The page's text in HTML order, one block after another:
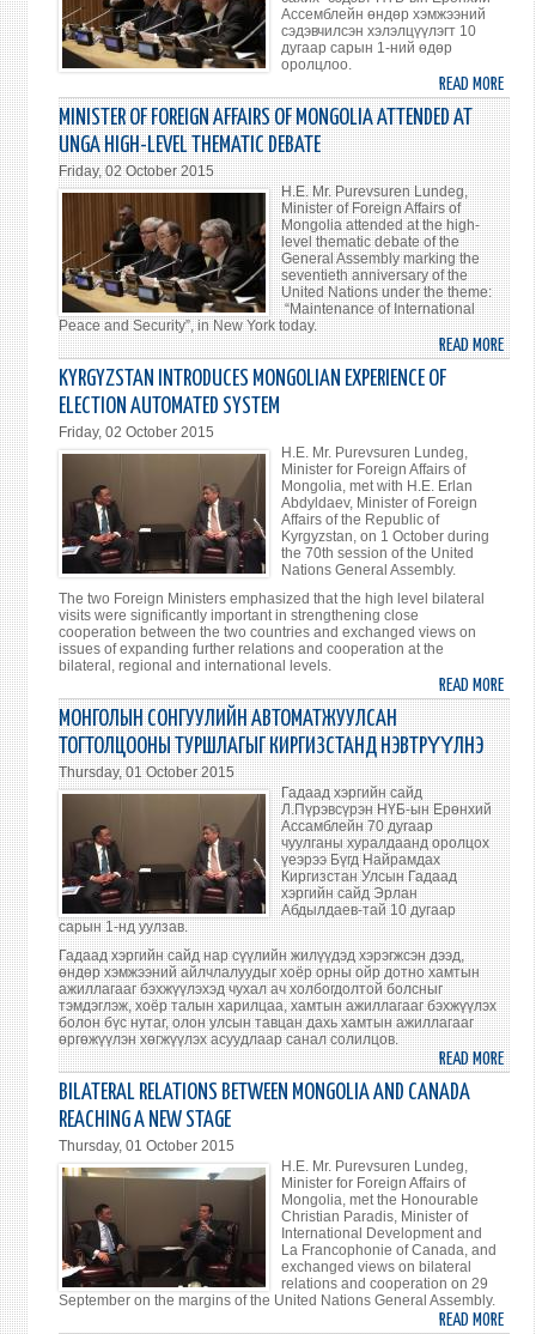
Ассемблейн өндөр хэмжээний
сэдэвчилсэн хэлэлцүүлэгт 10
дугаар сарын 1-ний өдөр
оролцлоо.
READ MORE
НҮБ-
ЫН
MINISTER OF FOREIGN AFFAIRS OF MONGOLIA ATTENDED AT
UNGA HIGH-LEVEL THEMATIC DEBATE
Friday, 02 October 2015
H.E. Mr. Purevsuren Lundeg,
Minister of Foreign Affairs of
Mongolia attended at the high-
level thematic debate of the
General Assembly marking the
seventieth anniversary of the
United Nations under the theme:
“Maintenance of International
Peace and Security”, in New York today.
READ MORE
UNGA
HIGH-
LEVEL
KYRGYZSTAN INTRODUCES MONGOLIAN EXPERIENCE OF
ELECTION AUTOMATED SYSTEM
Friday, 02 October 2015
H.E. Mr. Purevsuren Lundeg,
Minister for Foreign Affairs of
Mongolia, met with H.E. Erlan
Abdyldaev, Minister of Foreign
Affairs of the Republic of
Kyrgyzstan, on 1 October during
the 70th session of the United
Nations General Assembly.
The two Foreign Ministers emphasized that the high level bilateral
visits were significantly important in strengthening close
cooperation between the two countries and exchanged views on
issues of expanding further relations and cooperation at the
bilateral, regional and international levels.
READ MORE
OF
МОНГОЛЫН СОНГУУЛИЙН АВТОМАТЖУУЛСАН
ТОГТОЛЦООНЫ ТУРШЛАГЫГ КИРГИЗСТАНД НЭВТРҮҮЛНЭ
Thursday, 01 October 2015
Гадаад хэргийн сайд
Л.Пүрэвсүрэн НҮБ-ын Ерөнхий
Ассамблейн 70 дугаар
чуулганы хуралдаанд оролцох
үеэрээ Бүгд Найрамдах
Киргизстан Улсын Гадаад
хэргийн сайд Эрлан
Абдылдаев-тай 10 дугаар
сарын 1-нд уулзав.
Гадаад хэргийн сайд нар сүүлийн жилүүдэд хэрэгжсэн дээд,
өндөр хэмжээний айлчлалуудыг хоёр орны ойр дотно хамтын
ажиллагааг бэхжүүлэхэд чухал ач холбогдолтой болсныг
тэмдэглэж, хоёр талын харилцаа, хамтын ажиллагааг бэхжүүлэх
болон бүс нутаг, олон улсын тавцан дахь хамтын ажиллагааг
өргөжүүлэн хөгжүүлэх асуудлаар санал солилцов.
READ MORE
BILATERAL RELATIONS BETWEEN MONGOLIA AND CANADA
REACHING A NEW STAGE
Thursday, 01 October 2015
H.E. Mr. Purevsuren Lundeg,
Minister for Foreign Affairs of
Mongolia, met the Honourable
Christian Paradis, Minister of
International Development and
La Francophonie of Canada, and
exchanged views on bilateral
relations and cooperation on 29
September on the margins of the United Nations General Assembly.
READ MORE